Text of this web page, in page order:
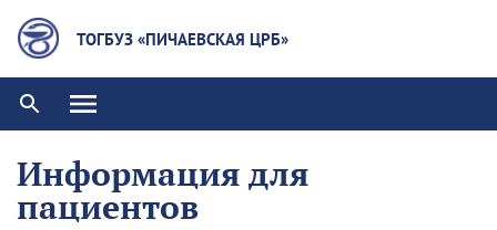
ТОГБУЗ «ПИЧАЕВСКАЯ ЦРБ»
Информация для
пациентов